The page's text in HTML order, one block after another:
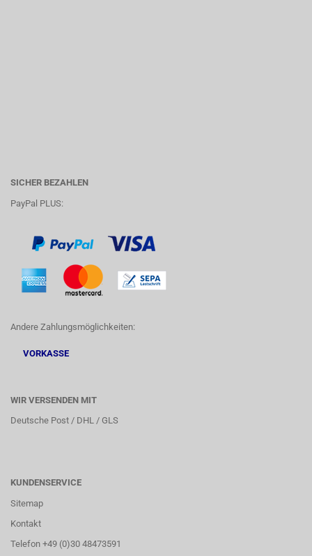
SICHER BEZAHLEN
PayPal PLUS:
Andere Zahlungsmöglichkeiten:
VORKASSE
WIR VERSENDEN MIT
Deutsche Post / DHL / GLS
KUNDENSERVICE
Sitemap
Kontakt
Telefon +49 (0)30 48473591